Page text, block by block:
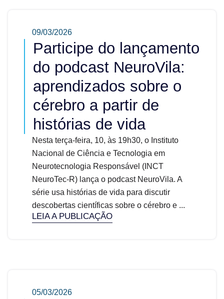
09/03/2026
Participe do lançamento
do podcast NeuroVila:
aprendizados sobre o
cérebro a partir de
histórias de vida
Nesta terça-feira, 10, às 19h30, o Instituto
Nacional de Ciência e Tecnologia em
Neurotecnologia Responsável (INCT
NeuroTec-R) lança o podcast NeuroVila. A
série usa histórias de vida para discutir
descobertas científicas sobre o cérebro e ...
LEIA A PUBLICAÇÃO
05/03/2026